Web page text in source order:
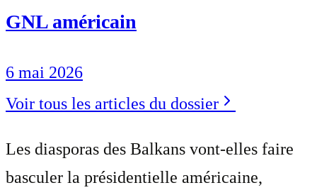
GNL américain
6 mai 2026
Voir tous les articles du dossier
Les diasporas des Balkans vont-elles faire
basculer la présidentielle américaine,